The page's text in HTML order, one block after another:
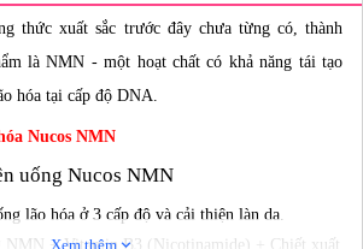
thức xuất sắc trước đây chưa từng có, thành
là NMN - một hoạt chất có khả năng tái tạo
hóa tại cấp độ DNA.
Nucos NMN
uống Nucos NMN
lão hóa ở 3 cấp độ và cải thiện làn da.
NMN + Vitamin B3 (Nicotinamide) + Chiết xuất
Xem thêm expand_more